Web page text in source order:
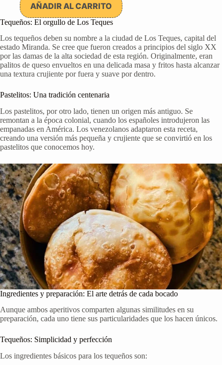
AÑADIR AL CARRITO
Tequeños: El orgullo de Los Teques
Los tequeños deben su nombre a la ciudad de Los Teques, capital del
estado Miranda. Se cree que fueron creados a principios del siglo XX
por las damas de la alta sociedad de esta región. Originalmente, eran
palitos de queso envueltos en una delicada masa y fritos hasta alcanzar
una textura crujiente por fuera y suave por dentro.
Pastelitos: Una tradición centenaria
Los pastelitos, por otro lado, tienen un origen más antiguo. Se
remontan a la época colonial, cuando los españoles introdujeron las
empanadas en América. Los venezolanos adaptaron esta receta,
creando una versión más pequeña y crujiente que se convirtió en los
pastelitos que conocemos hoy.
Ingredientes y preparación: El arte detrás de cada bocado
Aunque ambos aperitivos comparten algunas similitudes en su
preparación, cada uno tiene sus particularidades que los hacen únicos.
Tequeños: Simplicidad y perfección
Los ingredientes básicos para los tequeños son: